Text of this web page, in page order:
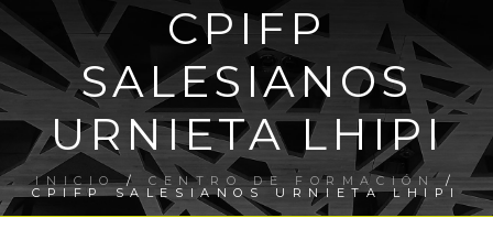
CPIFP
SALESIANOS
URNIETA LHIPI
INICIO/ CENTRO DE FORMACIÓN/
CPIFP SALESIANOS URNIETA LHIPI